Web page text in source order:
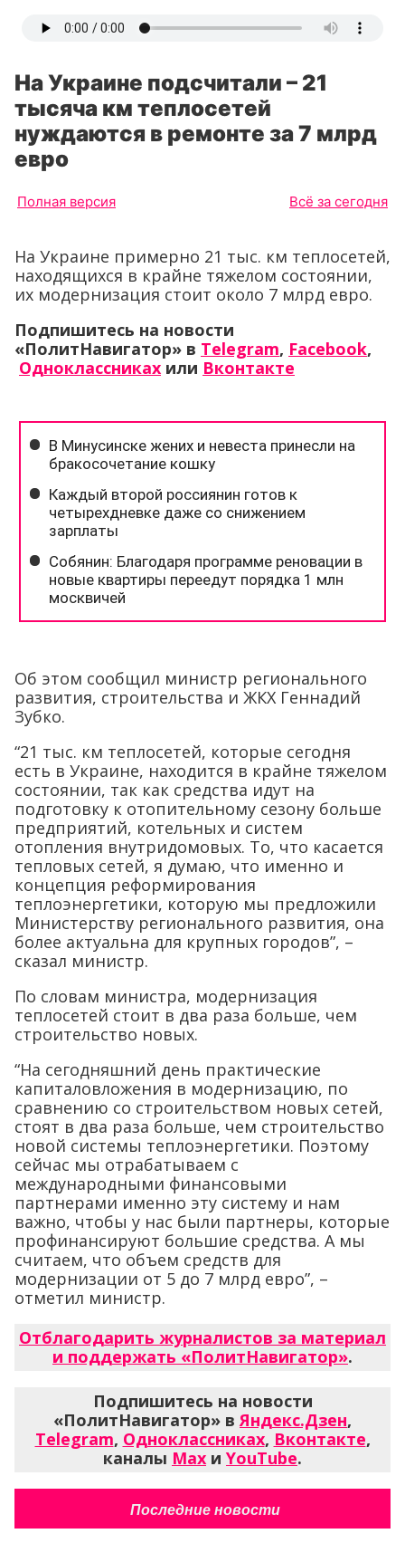
На Украине подсчитали – 21
тысяча км теплосетей
нуждаются в ремонте за 7 млрд
евро
Полная версия Всё за сегодня
На Украине примерно 21 тыс. км теплосетей,
находящихся в крайне тяжелом состоянии,
их модернизация стоит около 7 млрд евро.
Подпишитесь на новости
«ПолитНавигатор» в Telegram, Facebook,
Одноклассниках или Вконтакте
Об этом сообщил министр регионального
развития, строительства и ЖКХ Геннадий
Зубко.
“21 тыс. км теплосетей, которые сегодня
есть в Украине, находится в крайне тяжелом
состоянии, так как средства идут на
подготовку к отопительному сезону больше
предприятий, котельных и систем
отопления внутридомовых. То, что касается
тепловых сетей, я думаю, что именно и
концепция реформирования
теплоэнергетики, которую мы предложили
Министерству регионального развития, она
более актуальна для крупных городов”, –
сказал министр.
По словам министра, модернизация
теплосетей стоит в два раза больше, чем
строительство новых.
“На сегодняшний день практические
капиталовложения в модернизацию, по
сравнению со строительством новых сетей,
стоят в два раза больше, чем строительство
новой системы теплоэнергетики. Поэтому
сейчас мы отрабатываем с
международными финансовыми
партнерами именно эту систему и нам
важно, чтобы у нас были партнеры, которые
профинансируют большие средства. А мы
считаем, что объем средств для
модернизации от 5 до 7 млрд евро”, –
отметил министр.
Отблагодарить журналистов за материал
и поддержать «ПолитНавигатор».
Подпишитесь на новости
«ПолитНавигатор» вЯндекс.Дзен,
Telegram, Одноклассниках, Вконтакте,
каналы Max и YouTube.
Последние новости